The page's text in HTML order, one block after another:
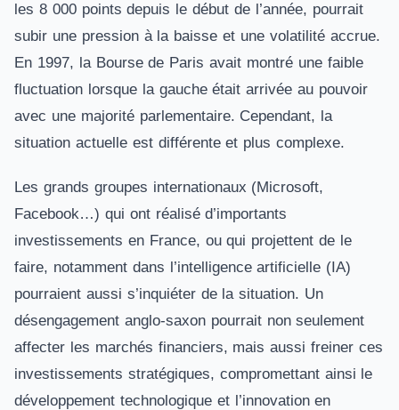
les 8 000 points depuis le début de l’année, pourrait
subir une pression à la baisse et une volatilité accrue.
En 1997, la Bourse de Paris avait montré une faible
fluctuation lorsque la gauche était arrivée au pouvoir
avec une majorité parlementaire. Cependant, la
situation actuelle est différente et plus complexe.
Les grands groupes internationaux (Microsoft,
Facebook…) qui ont réalisé d’importants
investissements en France, ou qui projettent de le
faire, notamment dans l’intelligence artificielle (IA)
pourraient aussi s’inquiéter de la situation. Un
désengagement anglo-saxon pourrait non seulement
affecter les marchés financiers, mais aussi freiner ces
investissements stratégiques, compromettant ainsi le
développement technologique et l’innovation en